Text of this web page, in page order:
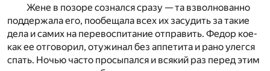
Жене в позоре сознался сразу — та взволнованно
поддержала его, пообещала всех их засудить за такие
дела и самих на перевоспитание отправить. Федор кое-
как ее отговорил, отужинал без аппетита и рано улегся
спать. Ночью часто просыпался и всякий раз перед этим